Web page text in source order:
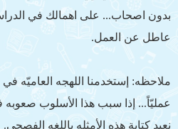
بدون اصحاب... على اهمالك في
عاطل عن العمل.
ملاحظه: إستخدمنا اللهجه العاميّه في
عمليّاً... إذا سبب هذا الأسلوب صعوبه
نعيد كتابة هذه الأمثله باللغه الفصحى.